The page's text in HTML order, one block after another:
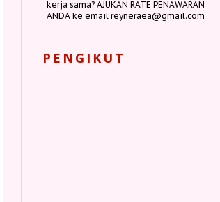
kerja sama? AJUKAN RATE PENAWARAN
ANDA ke email reyneraea@gmail.com
PENGIKUT